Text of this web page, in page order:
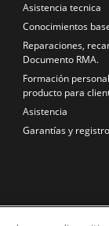
Asistencia tecnica
Conocimientos
Reparaciones,
Documento RMA.
Formación
producto para
Asistencia
Garantías y